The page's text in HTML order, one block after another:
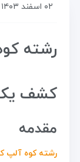
۰۲ اسفند ۱۴۰۳
رشته
کشف
مقدمه
رشته کوه آلپ